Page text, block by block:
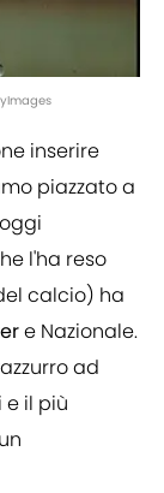
inserire
piazzato a
l'ha reso
calcio) ha
e Nazionale.
ad
il più